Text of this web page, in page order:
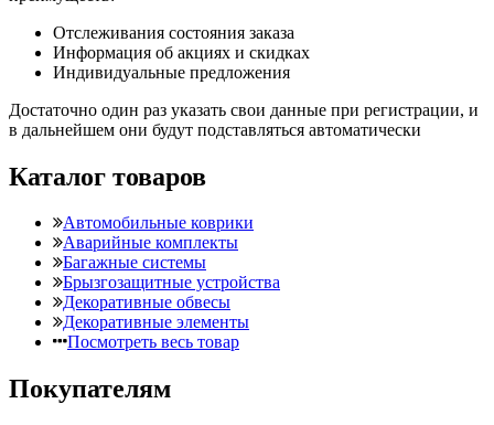
Отслеживания состояния заказа
Информация об акциях и скидках
Индивидуальные предложения
Достаточно один раз указать свои данные при регистрации, и
в дальнейшем они будут подставляться автоматически
Каталог товаров
Автомобильные коврики
Аварийные комплекты
Багажные системы
Брызгозащитные устройства
Декоративные обвесы
Декоративные элементы
Посмотреть весь товар
Покупателям